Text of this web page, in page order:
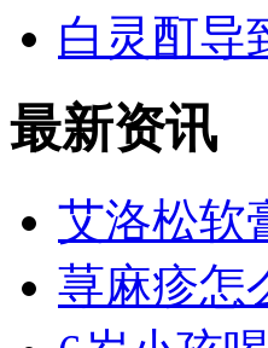
白灵酊导
最新资讯
艾洛松软
荨麻疹怎